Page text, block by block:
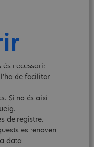
és necessari:
l'ha de facilitar
Si no és així
de registre.
es renoven
data